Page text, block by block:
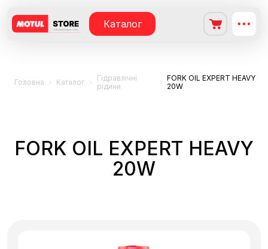
Каталог
Головна Каталог
Гідравлічні
рідини
FORK OIL EXPERT HEAVY
20W
FORK OIL EXPERT HEAVY
20W